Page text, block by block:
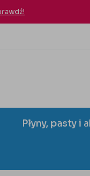
Płyny, pasty i